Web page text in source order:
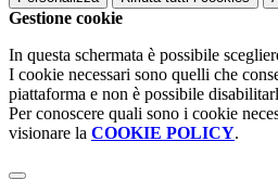
Gestione cookie
In questa schermata è possibile
I cookie necessari sono quelli che
piattaforma e non è possibile
Per conoscere quali sono i cookie
visionare la COOKIE POLICY.